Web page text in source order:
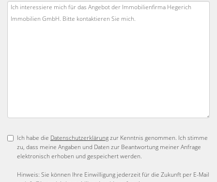
Ich habe die Datenschutzerklärungzur Kenntnis genommen. Ich stimme
zu, dass meine Angaben und Daten zur Beantwortung meiner Anfrage
elektronisch erhoben und gespeichert werden.
Hinweis: Sie können Ihre Einwilligung jederzeit für die Zukunft per E-Mail